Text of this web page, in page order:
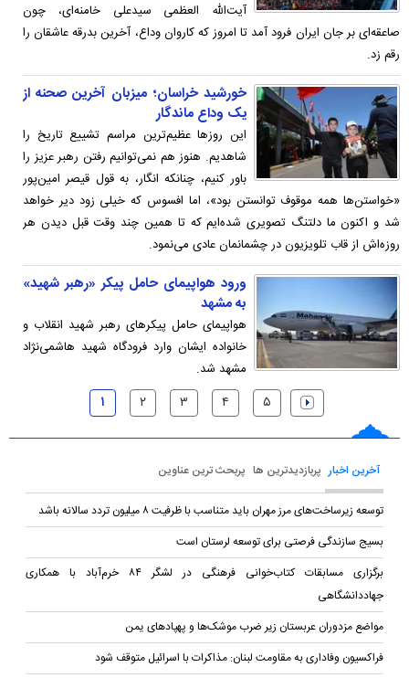
آیت‌الله العظمی سیدعلی خامنه‌ای، چون
صاعقه‌ای بر جان ایران فرود آمد تا امروز که کاروان وداع، آخرین بدرقه عاشقان را
رقم زد.
خورشید خراسان؛ میزبان آخرین صحنه از
یک وداع ماندگار
این روزها عظیم‌ترین مراسم تشییع‌ تاریخ را
شاهدیم. هنوز هم نمی‌توانیم رفتن رهبر عزیز را
باور کنیم، چنانکه انگار، به قول قیصر امین‌پور
«خواستن‌ها همه موقوف توانستن بود»، اما افسوس که خیلی زود دیر خواهد
شد و اکنون ما دلتنگ تصویری شده‌ایم که تا همین چند وقت قبل دیدن هر
روزه‌اش از قاب تلویزیون در چشمانمان عادی می‌نمود.
ورود هواپیمای حامل پیکر «رهبر شهید»
به مشهد
هواپیمای حامل پیکرهای رهبر شهید انقلاب و
خانواده ایشان وارد فرودگاه شهید هاشمی‌نژاد
مشهد شد.
۱ ۲ ۳ ۴ ۵
آخرین اخبار پربازدیدترین ها پربحث ترین عناوین
توسعه زیرساخت‌های مرز مهران باید متناسب با ظرفیت ۸ میلیون تردد سالانه باشد
بسیج سازندگی فرصتی برای توسعه لرستان است
برگزاری مسابقات کتاب‌خوانی فرهنگی در لشگر ۸۴ خرم‌آباد با همکاری
جهاددانشگاهی
مواضع مزدوران عربستان زیر ضرب موشک‌ها و پهپادهای یمن
فراکسیون وفاداری به مقاومت لبنان: مذاکرات با اسرائیل متوقف شود